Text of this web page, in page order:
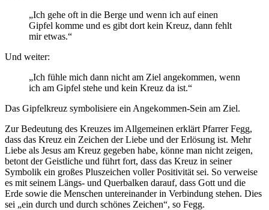
„Ich gehe oft in die Berge und wenn ich auf einen
Gipfel komme und es gibt dort kein Kreuz, dann fehlt
mir etwas.“
Und weiter:
„Ich fühle mich dann nicht am Ziel angekommen, wenn
ich am Gipfel stehe und kein Kreuz da ist.“
Das Gipfelkreuz symbolisiere ein Angekommen-Sein am Ziel.
Zur Bedeutung des Kreuzes im Allgemeinen erklärt Pfarrer Fegg,
dass das Kreuz ein Zeichen der Liebe und der Erlösung ist. Mehr
Liebe als Jesus am Kreuz gegeben habe, könne man nicht zeigen,
betont der Geistliche und führt fort, dass das Kreuz in seiner
Symbolik ein großes Pluszeichen voller Positivität sei. So verweise
es mit seinem Längs- und Querbalken darauf, dass Gott und die
Erde sowie die Menschen untereinander in Verbindung stehen. Dies
sei „ein durch und durch schönes Zeichen“, so Fegg.